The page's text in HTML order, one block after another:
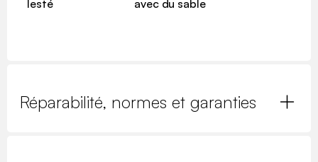
lesté avec du sable
Réparabilité, normes et garanties